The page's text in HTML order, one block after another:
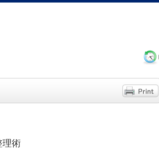
理術